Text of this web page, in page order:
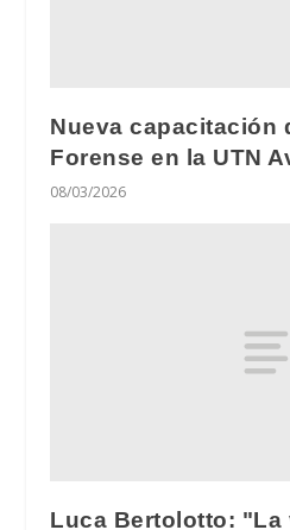
Nueva capacitación
Forense en la UTN
08/03/2026
Luca Bertolotto: "La